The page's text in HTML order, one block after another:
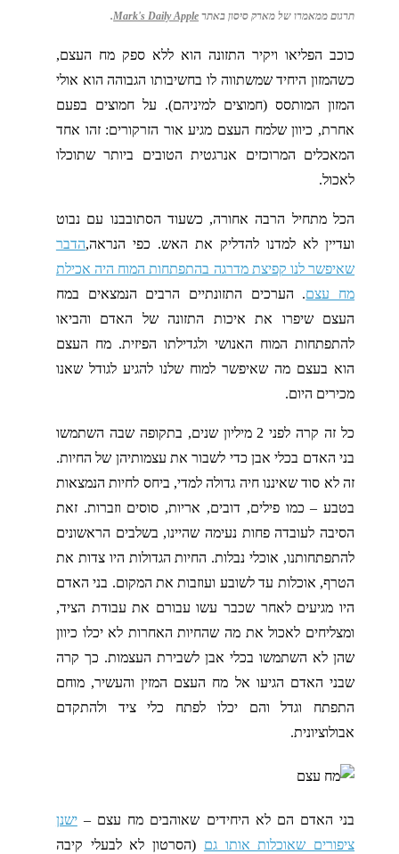
תרגום ממאמרו של מארק סיסון באתר Mark's Daily Apple
.
כוכב הפליאו ויקיר התזונה הוא ללא ספק מח העצם,
כשהמזון היחיד שמשתווה לו בחשיבותו הגבוהה הוא אולי
המזון המותסס (חמוצים למיניהם). על חמוצים בפעם
אחרת, כיוון שלמח העצם מגיע אור הזרקורים: זהו אחד
המאכלים המרוכזים אנרגטית הטובים ביותר שתוכלו
לאכול.
הכל מתחיל הרבה אחורה, כשעוד הסתובבנו עם נבוט
ועדיין לא למדנו להדליק את האש. כפי הנראה,הדבר
שאיפשר לנו קפיצת מדרגה בהתפתחות המוח היה אכילת
מח עצם. הערכים התזונתיים הרבים הנמצאים במח
העצם שיפרו את איכות התזונה של האדם והביאו
להתפתחות המוח האנושי ולגדילתו הפיזית. מח העצם
הוא בעצם מה שאיפשר למוח שלנו להגיע לגודל שאנו
מכירים היום.
כל זה קרה לפני 2 מיליון שנים, בתקופה שבה השתמשו
בני האדם בכלי אבן כדי לשבור את עצמותיהן של החיות.
זה לא סוד שאיננו חיה גדולה למדי, ביחס לחיות הנמצאות
בטבע – כמו פילים, דובים, אריות, סוסים וזברות. זאת
הסיבה לעובדה פחות נעימה שהיינו, בשלבים הראשונים
להתפתחותנו, אוכלי נבלות. החיות הגדולות היו צדות את
הטרף, אוכלות עד לשובע ועוזבות את המקום. בני האדם
היו מגיעים לאחר שכבר עשו עבורם את עבודת הציד,
ומצליחים לאכול את מה שהחיות האחרות לא יכלו כיוון
שהן לא השתמשו בכלי אבן לשבירת העצמות. כך קרה
שבני האדם הגיעו אל מח העצם המזין והעשיר, מוחם
התפתח וגדל והם יכלו לפתח כלי ציד ולהתקדם
אבולוציונית.
בני האדם הם לא היחידים שאוהבים מח עצם –ישנן
ציפורים שאוכלות אותו גם (הסרטון לא לבעלי קיבה